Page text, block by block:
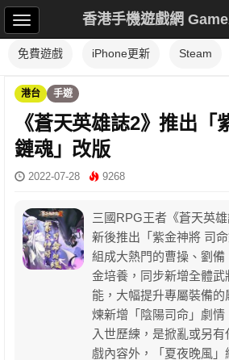
香港手機遊戲網
免費遊戲 iPhone更新 Steam
港台 手遊
《蒼天英雄誌2》推出「
鏈魂」改版
2022-07-28 9268
三國RPG王者《蒼天英
新後推出「紫金神將 司
組成大熱門的曹操、劉
金培養，同步新增全體
能，大幅提升專屬裝備
煉新增「陰陽司命」劇
入世歷練，是掀亂或另
戲內容外，「夏夜晚風